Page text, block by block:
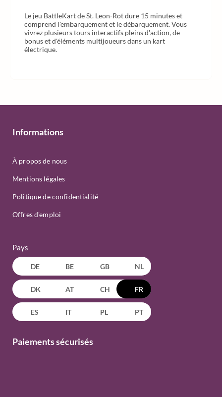
Le jeu BattleKart de St. Leon-Rot dure 15 minutes et
comprend l'embarquement et le débarquement. Vous
vivrez plusieurs tours interactifs pleins d'action, de
bonus et d'éléments multijoueurs dans un kart
électrique.
Informations
À propos de nous
Mentions légales
Politique de confidentialité
Offres d'emploi
Pays
DE BE GB NL
DK AT CH FR
ES IT PL PT
Paiements sécurisés